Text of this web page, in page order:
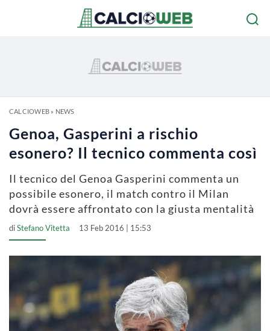
CALCIOWEB» NEWS
Genoa, Gasperini a rischio
esonero? Il tecnico commenta così
Il tecnico del Genoa Gasperini commenta un
possibile esonero, il match contro il Milan
dovrà essere affrontato con la giusta mentalità
diStefano Vitetta 13 Feb 2016 | 15:53